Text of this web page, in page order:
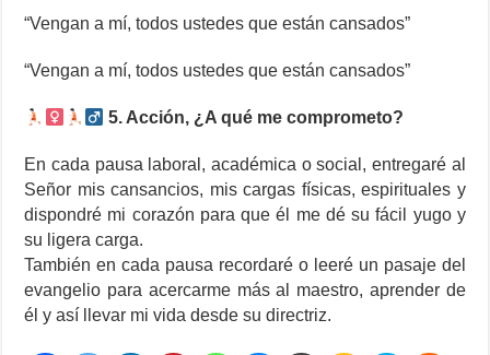
“Vengan a mí, todos ustedes que están cansados”
“Vengan a mí, todos ustedes que están cansados”
5. Acción, ¿A qué me comprometo?
En cada pausa laboral, académica o social, entregaré al
Señor mis cansancios, mis cargas físicas, espirituales y
dispondré mi corazón para que él me dé su fácil yugo y
su ligera carga.
También en cada pausa recordaré o leeré un pasaje del
evangelio para acercarme más al maestro, aprender de
él y así llevar mi vida desde su directriz.